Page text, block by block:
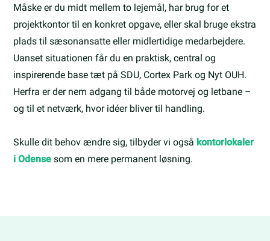
Måske er du midt mellem to lejemål, har brug for et
projektkontor til en konkret opgave, eller skal bruge ekstra
plads til sæsonansatte eller midlertidige medarbejdere.
Uanset situationen får du en praktisk, central og
inspirerende base tæt på SDU, Cortex Park og Nyt OUH.
Herfra er der nem adgang til både motorvej og letbane –
og til et netværk, hvor idéer bliver til handling.
Skulle dit behov ændre sig, tilbyder vi også kontorlokaler
i Odense som en mere permanent løsning.